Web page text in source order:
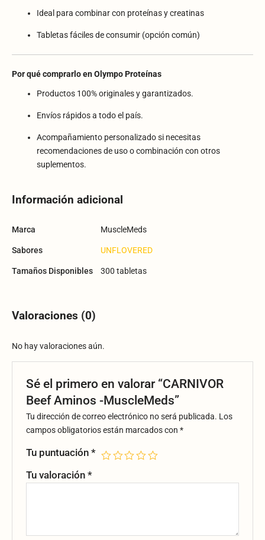
Ideal para combinar con proteínas y creatinas
Tabletas fáciles de consumir (opción común)
Por qué comprarlo en Olympo Proteínas
Productos 100% originales y garantizados.
Envíos rápidos a todo el país.
Acompañamiento personalizado si necesitas
recomendaciones de uso o combinación con otros
suplementos.
Información adicional
Marca MuscleMeds
Sabores UNFLOVERED
Tamaños Disponibles 300 tabletas
Valoraciones (0)
No hay valoraciones aún.
Sé el primero en valorar “CARNIVOR
Beef Aminos -MuscleMeds”
Tu dirección de correo electrónico no será publicada. Los
campos obligatorios están marcados con*
Tu puntuación*
Tu valoración*